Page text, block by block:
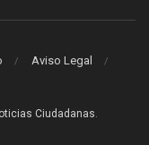
Aviso Legal
Ciudadanas.